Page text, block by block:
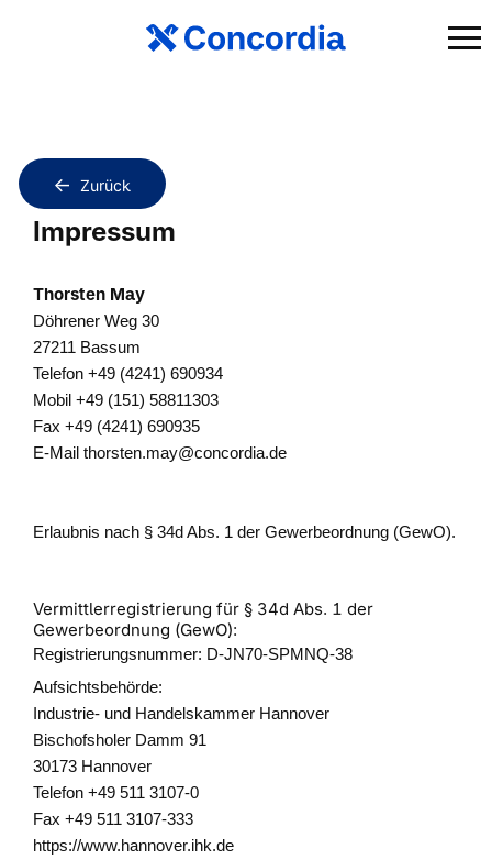
Zurück
Impressum
Thorsten May
Döhrener Weg 30
27211 Bassum
Telefon +49 (4241) 690934
Mobil +49 (151) 58811303
Fax +49 (4241) 690935
E-Mail thorsten.may@concordia.de
Erlaubnis nach § 34d Abs. 1 der Gewerbeordnung (GewO).
Vermittlerregistrierung für § 34d Abs. 1 der
Gewerbeordnung (GewO):
Registrierungsnummer: D-JN70-SPMNQ-38
Aufsichtsbehörde:
Industrie- und Handelskammer Hannover
Bischofsholer Damm 91
30173 Hannover
Telefon +49 511 3107-0
Fax +49 511 3107-333
https://www.hannover.ihk.de